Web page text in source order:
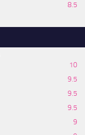
8.5
10
9.5
9.5
9.5
9